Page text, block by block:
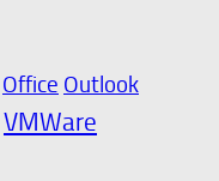
Office Outlook
VMWare